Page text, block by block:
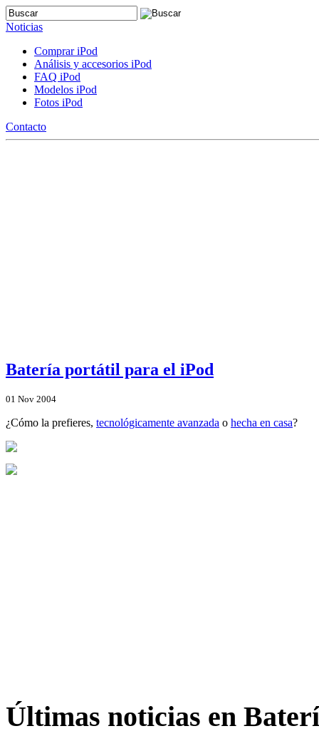
Noticias
Comprar iPod
Análisis y accesorios iPod
FAQ iPod
Modelos iPod
Fotos iPod
Contacto
Batería portátil para el iPod
01 Nov 2004
¿Cómo la prefieres, tecnológicamente avanzada o hecha en casa?
Últimas noticias en